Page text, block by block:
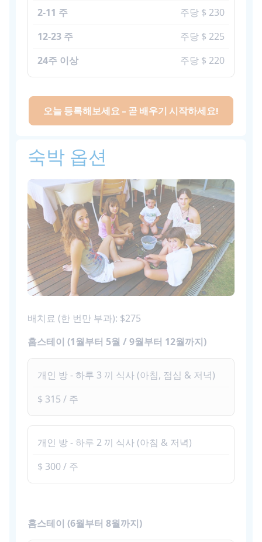
주당 $ 230
주당 $ 225
주당 $ 220
오늘 등록해보세요 - 곧 배우기 시작하세요!
숙박 옵션
배치료 (한 번만 부과): $275
홈스테이 (1월부터 5월 / 9월부터 12월까지)
개인 방 - 하루 3 끼 식사 (아침, 점심 & 저녁)
$ 315 / 주
개인 방 - 하루 2 끼 식사 (아침 & 저녁)
$ 300 / 주
홈스테이 (6월부터 8월까지)